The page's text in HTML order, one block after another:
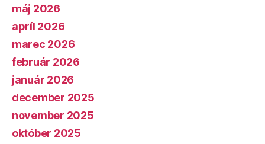
máj 2026
apríl 2026
marec 2026
február 2026
január 2026
december 2025
november 2025
október 2025